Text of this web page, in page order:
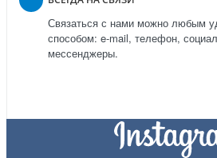
Связаться с нами можно любым
способом: e-mail, телефон,
мессенджеры.